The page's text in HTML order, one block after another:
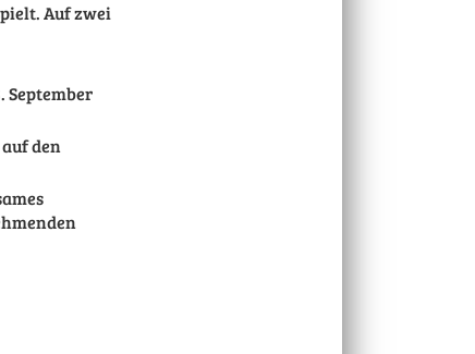
Auf zwei
September
den